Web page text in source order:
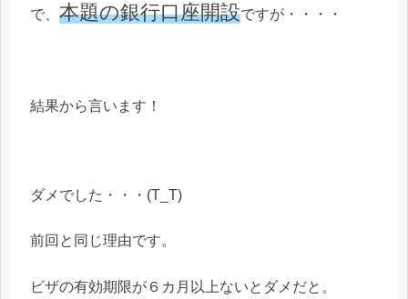
で、 本題の銀行口座開設ですが・・・・
結果から言います！
ダメでした・・・(T_T)
前回と同じ理由です。
ビザの有効期限が６カ月以上ないとダメだと。